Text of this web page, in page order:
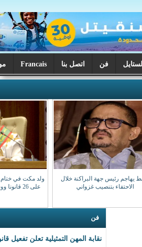
اتصل بنا Francais موريتانيا اليوم
خلال
ولد مكت في ختام دورة البرلمان: صادقنا
على 26 قانونا ووجهنا 28 سؤالا للوزراء
التمثيلية تعلن تفعيل قانون